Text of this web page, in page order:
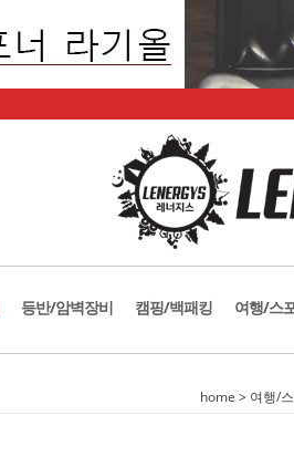
등반/암벽장비 캠핑/백패킹 여행/스
home > 여행/